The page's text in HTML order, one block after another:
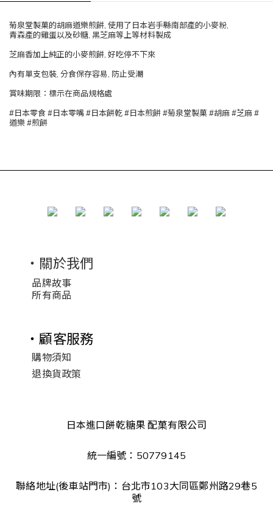
菊泉堂製菓的胡麻道樂煎餅, 使用了日本岩手縣南部產的小麥粉,
青森產的雞蛋以及砂糖, 黑芝麻等上等材料製成
芝麻香加上純正的小麥煎餅, 好吃停不下來
內有單支包裝, 分食保存容易, 防止受潮
賞味期限：標示在商品規格處
#日本零食 #日本零嘴 #日本餅乾 #日本煎餅 #菊泉堂製菓 #胡麻 #芝麻 #
道樂 #煎餅
・關於我們
品牌故事
所有商品
・顧客服務
購物須知
退換貨政策
日本進口餅乾糖果 配菓有限公司
統一編號：50779145
聯絡地址(後車站門市)：台北市103大同區鄭州路29巷5
號